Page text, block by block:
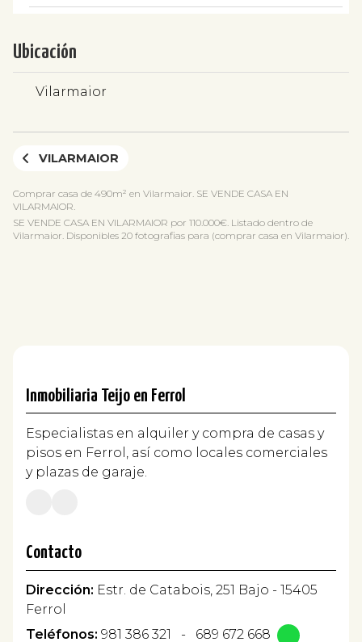
Ubicación
Vilarmaior
VILARMAIOR
Comprar casa de 490m² en Vilarmaior. SE VENDE CASA EN
VILARMAIOR.
SE VENDE CASA EN VILARMAIOR por 110.000€. Listado dentro de
Vilarmaior. Disponibles 20 fotografias para (comprar casa en Vilarmaior).
Inmobiliaria Teijo en Ferrol
Especialistas en alquiler y compra de casas y
pisos en Ferrol, así como locales comerciales
y plazas de garaje.
Contacto
Dirección: Estr. de Catabois, 251 Bajo - 15405
Ferrol
Teléfonos: 981 386 321 - 689 672 668